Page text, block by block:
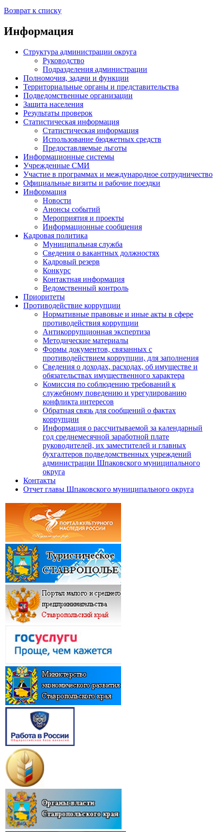
Возврат к списку
Информация
Структура администрации округа
Руководство
Подразделения администрации
Полномочия, задачи и функции
Территориальные органы и представительства
Подведомственные организации
Защита населения
Результаты проверок
Статистическая информация
Статистическая информация
Использование бюджетных средств
Предоставляемые льготы
Информационные системы
Учрежденные СМИ
Участие в программах и международное сотрудничество
Официальные визиты и рабочие поездки
Информация
Новости
Анонсы событий
Мероприятия и проекты
Информационные сообщения
Кадровая политика
Муниципальная служба
Сведения о вакантных должностях
Кадровый резерв
Конкурс
Контактная информация
Ведомственный контроль
Приоритеты
Противодействие коррупции
Нормативные правовые и иные акты в сфере
противодействия коррупции
Антикоррупционная экспертиза
Методические материалы
Формы документов, связанных с
противодействием коррупции, для заполнения
Сведения о доходах, расходах, об имуществе и
обязательствах имущественного характера
Комиссия по соблюдению требований к
служебному поведению и урегулированию
конфликта интересов
Обратная связь для сообщений о фактах
коррупции
Информация о рассчитываемой за календарный
год среднемесячной заработной плате
руководителей, их заместителей и главных
бухгалтеров подведомственных учреждений
администрации Шпаковского муниципального
округа
Контакты
Отчет главы Шпаковского муниципального округа